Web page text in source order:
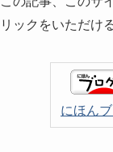
リックをいただけ
にほん